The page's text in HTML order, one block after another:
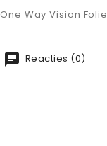
One Way Vision Folie
chat Reacties (0)